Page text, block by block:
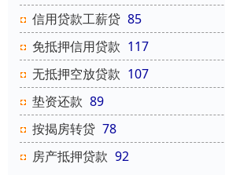
信用贷款工薪贷 85
免抵押信用贷款 117
无抵押空放贷款 107
垫资还款 89
按揭房转贷 78
房产抵押贷款 92